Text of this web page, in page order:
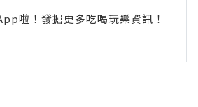
啦！發掘更多吃喝玩樂資訊！